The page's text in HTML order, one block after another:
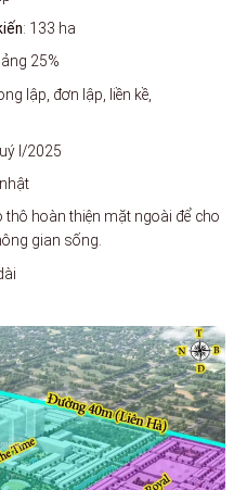
: 133 ha
25%
lập, đơn lập, liền kề,
I/2025
thô hoàn thiện mặt ngoài để cho
gian sống.